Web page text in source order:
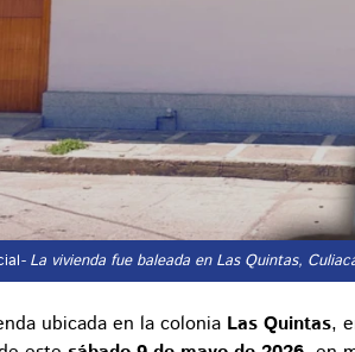
- La vivienda fue baleada en Las Quintas,
ubicada en la colonia Las Quintas,